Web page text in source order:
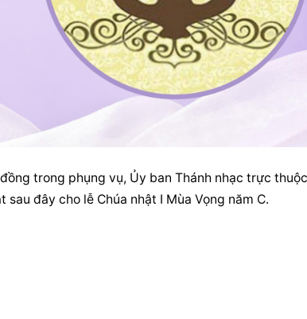
đây cho lễ Chúa nhật I Mùa Vọng năm C.